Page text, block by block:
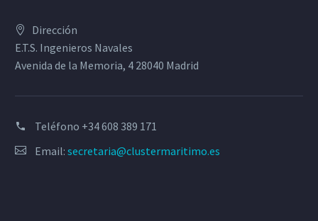
Dirección
E.T.S. Ingenieros Navales
Avenida de la Memoria, 4 28040 Madrid
Teléfono +34 608 389 171
Email: secretaria@clustermaritimo.es